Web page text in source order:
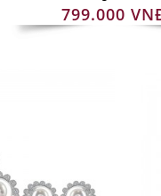
799.000